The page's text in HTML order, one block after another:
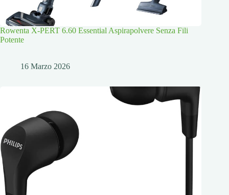
Rowenta X-PERT 6.60 Essential Aspirapolvere Senza Fili
Potente
16 Marzo 2026